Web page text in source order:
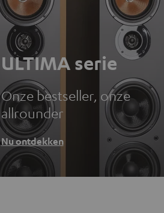
ULTIMA serie
Onze bestseller, onze
allrounder
Nu ontdekken